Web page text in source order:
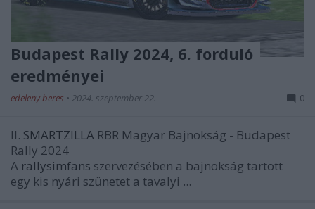
Budapest Rally 2024, 6. forduló
eredményei
edeleny beres • 2024. szeptember 22. 0
II. SMARTZILLA RBR Magyar Bajnokság - Budapest
Rally 2024
A rallysimfans szervezésében a bajnokság tartott
egy kis nyári szünetet a tavalyi ...